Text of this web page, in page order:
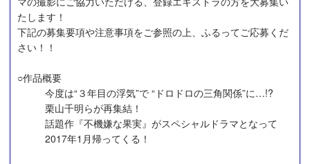
たします！
下記の募集要項や注意事項をご参照の上、ふるってご応募くだ
さい！！
○作品概要
今度は“３年目の浮気”で “ドロドロの三角関係”に…!?
栗山千明らが再集結！
話題作『不機嫌な果実』がスペシャルドラマとなって
2017年1月帰ってくる！